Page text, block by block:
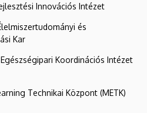
Innovációs Intézet
és
Kar
Koordinációs Intézet
Technikai Központ (METK)